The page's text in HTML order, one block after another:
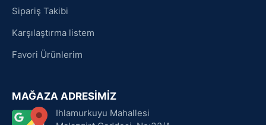
Sipariş Takibi
Karşılaştırma listem
Favori Ürünlerim
MAĞAZA ADRESİMİZ
Ihlamurkuyu Mahallesi